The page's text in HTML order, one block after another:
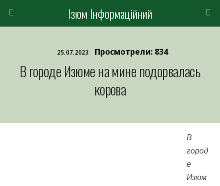
Ізюм Інформаційний
25.07.2023 Просмотрели: 834
В городе Изюме на мине подорвалась
корова
В
город
е
Изюм